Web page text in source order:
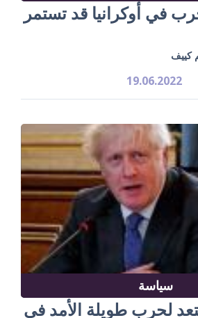
في أوكرانيا قد تستمر
كييف
19.06.2022
سياسة
لحرب طويلة الأمد في